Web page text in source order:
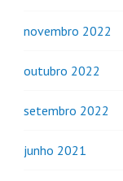
novembro 2022
outubro 2022
setembro 2022
junho 2021